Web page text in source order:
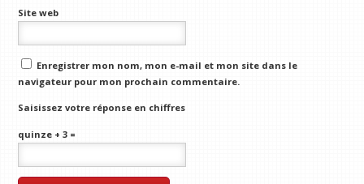
Site web
Enregistrer mon nom, mon e-mail et mon site dans le
navigateur pour mon prochain commentaire.
Saisissez votre réponse en chiffres
quinze + 3 =